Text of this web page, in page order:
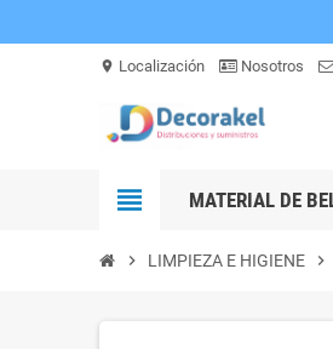
location_on Localización Nosotros
view_headline MATERIAL DE
chevron_right LIMPIEZA E HIGIENE chevron_right